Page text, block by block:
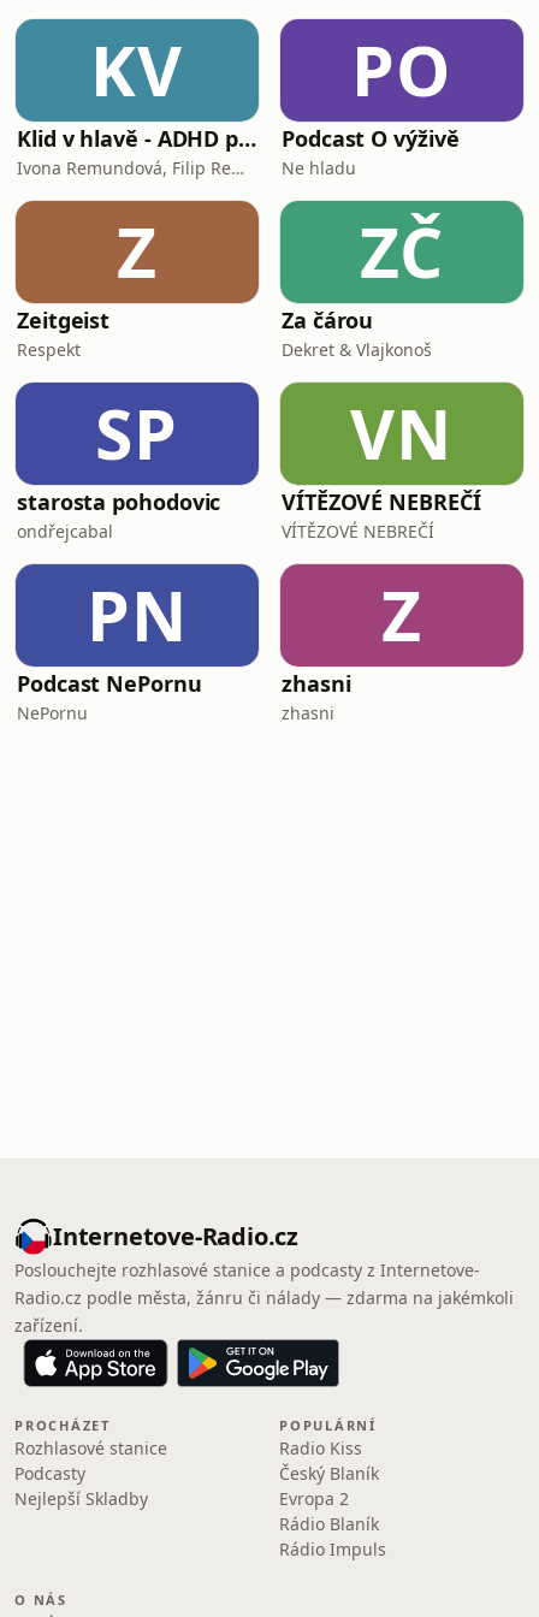
KV
Klid v hlavě - ADHD podcast
Ivona Remundová, Filip Remunda
PO
Podcast O výživě
Ne hladu
Z
Zeitgeist
Respekt
ZČ
Za čárou
Dekret & Vlajkonoš
SP
starosta pohodovic
ondřejcabal
VN
VÍTĚZOVÉ NEBREČÍ
VÍTĚZOVÉ NEBREČÍ
PN
Podcast NePornu
NePornu
Z
zhasni
zhasni
Internetove-Radio.cz
Poslouchejte rozhlasové stanice a podcasty z Internetove-
Radio.cz podle města, žánru či nálady — zdarma na jakémkoli
zařízení.
PROCHÁZET
Rozhlasové stanice
Podcasty
Nejlepší Skladby
POPULÁRNÍ
Radio Kiss
Český Blaník
Evropa 2
Rádio Blaník
Rádio Impuls
O NÁS